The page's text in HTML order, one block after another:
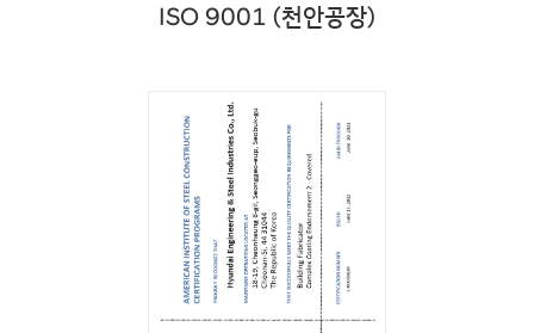
ISO 9001 (천안공장)